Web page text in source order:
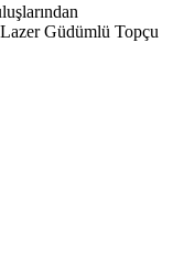
Güdümlü Topçu